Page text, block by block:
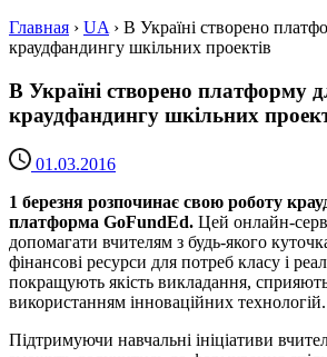
Главная › UA › В Україні створено
краудфандингу шкільних проектів
В Україні створено платформу
краудфандингу шкільних
01.03.2016
1 березня розпочинає свою роботу
платформа GoFundEd. Цей онлайн-
допомагати вчителям з будь­-якого
фінансові ресурси для потреб класу і
покращують якість викладання,
використанням інноваційних технологій.
Підтримуючи навчальні ініціативи